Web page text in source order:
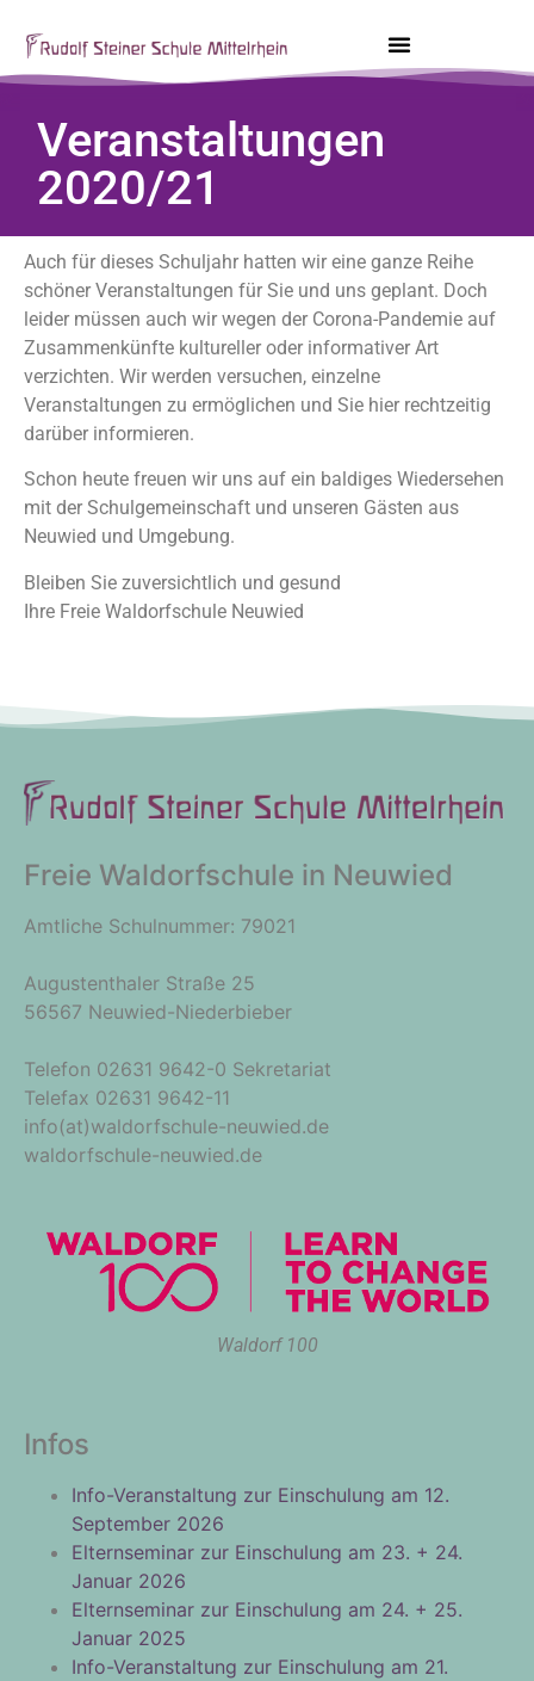
Veranstaltungen
2020/21
Auch für dieses Schuljahr hatten wir eine ganze Reihe
schöner Veranstaltungen für Sie und uns geplant. Doch
leider müssen auch wir wegen der Corona-Pandemie auf
Zusammenkünfte kultureller oder informativer Art
verzichten. Wir werden versuchen, einzelne
Veranstaltungen zu ermöglichen und Sie hier rechtzeitig
darüber informieren.
Schon heute freuen wir uns auf ein baldiges Wiedersehen
mit der Schulgemeinschaft und unseren Gästen aus
Neuwied und Umgebung.
Bleiben Sie zuversichtlich und gesund
Ihre Freie Waldorfschule Neuwied
Freie Waldorfschule in Neuwied
Amtliche Schulnummer: 79021
Augustenthaler Straße 25
56567 Neuwied-Niederbieber
Telefon 02631 9642-0 Sekretariat
Telefax 02631 9642-11
info(at)waldorfschule-neuwied.de
waldorfschule-neuwied.de
Waldorf 100
Infos
Info-Veranstaltung zur Einschulung am 12.
September 2026
Elternseminar zur Einschulung am 23. + 24.
Januar 2026
Elternseminar zur Einschulung am 24. + 25.
Januar 2025
Info-Veranstaltung zur Einschulung am 21.